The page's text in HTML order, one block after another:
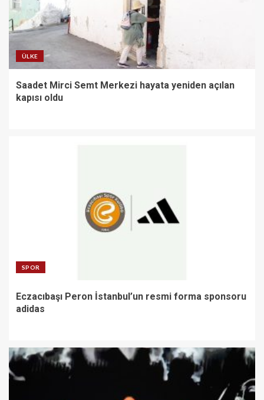
ÜLKE
Saadet Mirci Semt Merkezi hayata yeniden açılan
kapısı oldu
SPOR
Eczacıbaşı Peron İstanbul’un resmi forma sponsoru
adidas